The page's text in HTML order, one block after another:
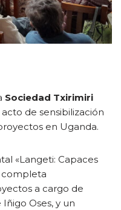
Sociedad Txirimiri
de sensibilización
en Uganda.
«Langeti: Capaces
completa
a cargo de
Iñigo Oses, y un